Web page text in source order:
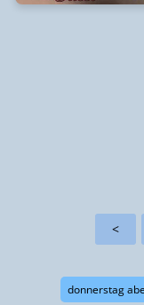
<
donnerstag